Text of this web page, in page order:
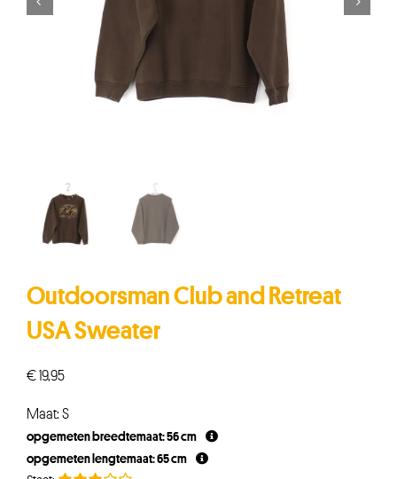
Outdoorsman Club and Retreat
USA Sweater
€19,95
Maat: S
opgemeten breedtemaat: 56 cm
opgemeten lengtemaat: 65 cm